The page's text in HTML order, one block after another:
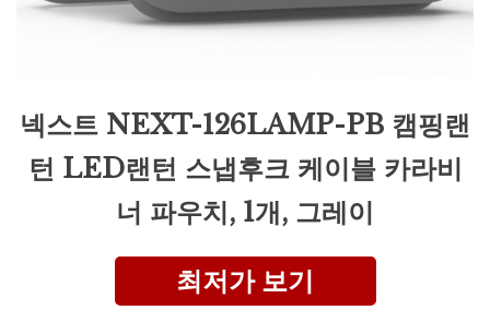
넥스트 NEXT-126LAMP-PB 캠핑랜
턴 LED랜턴 스냅후크 케이블 카라비
너 파우치, 1개, 그레이
최저가 보기